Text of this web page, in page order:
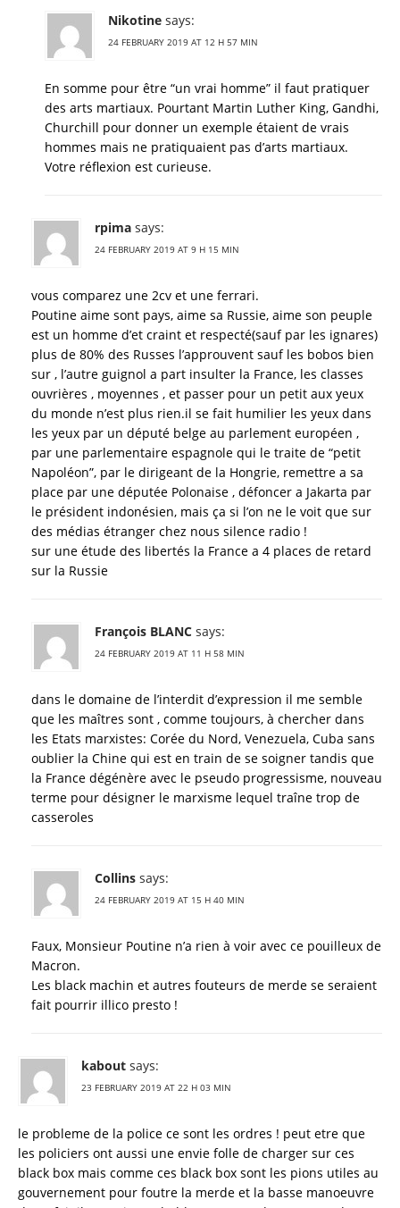
Nikotine says:
24 FEBRUARY 2019 AT 12 H 57 MIN
En somme pour être “un vrai homme” il faut pratiquer
des arts martiaux. Pourtant Martin Luther King, Gandhi,
Churchill pour donner un exemple étaient de vrais
hommes mais ne pratiquaient pas d’arts martiaux.
Votre réflexion est curieuse.
rpima says:
24 FEBRUARY 2019 AT 9 H 15 MIN
vous comparez une 2cv et une ferrari.
Poutine aime sont pays, aime sa Russie, aime son peuple
est un homme d’et craint et respecté(sauf par les ignares)
plus de 80% des Russes l’approuvent sauf les bobos bien
sur , l’autre guignol a part insulter la France, les classes
ouvrières , moyennes , et passer pour un petit aux yeux
du monde n’est plus rien.il se fait humilier les yeux dans
les yeux par un député belge au parlement européen ,
par une parlementaire espagnole qui le traite de “petit
Napoléon”, par le dirigeant de la Hongrie, remettre a sa
place par une députée Polonaise , défoncer a Jakarta par
le président indonésien, mais ça si l’on ne le voit que sur
des médias étranger chez nous silence radio !
sur une étude des libertés la France a 4 places de retard
sur la Russie
François BLANC says:
24 FEBRUARY 2019 AT 11 H 58 MIN
dans le domaine de l’interdit d’expression il me semble
que les maîtres sont , comme toujours, à chercher dans
les Etats marxistes: Corée du Nord, Venezuela, Cuba sans
oublier la Chine qui est en train de se soigner tandis que
la France dégénère avec le pseudo progressisme, nouveau
terme pour désigner le marxisme lequel traîne trop de
casseroles
Collins says:
24 FEBRUARY 2019 AT 15 H 40 MIN
Faux, Monsieur Poutine n’a rien à voir avec ce pouilleux de
Macron.
Les black machin et autres fouteurs de merde se seraient
fait pourrir illico presto !
kabout says:
23 FEBRUARY 2019 AT 22 H 03 MIN
le probleme de la police ce sont les ordres ! peut etre que
les policiers ont aussi une envie folle de charger sur ces
black box mais comme ces black box sont les pions utiles au
gouvernement pour foutre la merde et la basse manoeuvre